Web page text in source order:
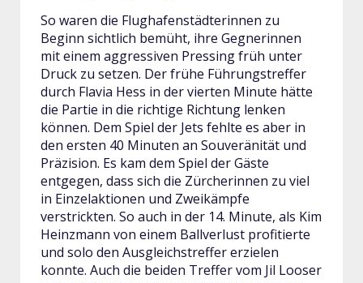
So waren die Flughafenstädterinnen zu
Beginn sichtlich bemüht, ihre Gegnerinnen
mit einem aggressiven Pressing früh unter
Druck zu setzen. Der frühe Führungstreffer
durch Flavia Hess in der vierten Minute hätte
die Partie in die richtige Richtung lenken
können. Dem Spiel der Jets fehlte es aber in
den ersten 40 Minuten an Souveränität und
Präzision. Es kam dem Spiel der Gäste
entgegen, dass sich die Zürcherinnen zu viel
in Einzelaktionen und Zweikämpfe
verstrickten. So auch in der 14. Minute, als Kim
Heinzmann von einem Ballverlust profitierte
und solo den Ausgleichstreffer erzielen
konnte. Auch die beiden Treffer vom Jil Looser